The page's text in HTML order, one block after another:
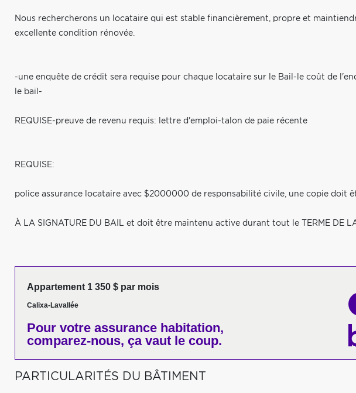
Nous rechercherons un locataire qui est stable financièrement, propre et
excellente condition rénovée.
-une enquête de crédit sera requise pour chaque locataire sur le Bail-le coût de
le bail-
REQUISE-preuve de revenu requis: lettre d'emploi-talon de paie récente
REQUISE:
police assurance locataire avec $2000000 de responsabilité civile, une copie doit
À LA SIGNATURE DU BAIL et doit être maintenu active durant tout le TERME DE
Appartement 1 350 $ par mois
Calixa-Lavallée
Pour votre assurance habitation,
comparez-nous, ça vaut le coup.
PARTICULARITÉS DU BÂTIMENT